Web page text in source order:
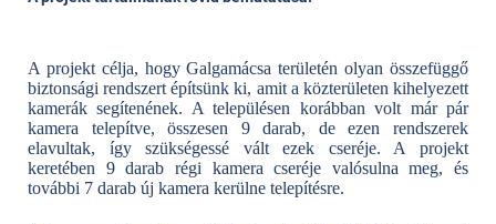
A projekt célja, hogy Galgamácsa területén olyan összefüggő
biztonsági rendszert építsünk ki, amit a közterületen kihelyezett
kamerák segítenének. A településen korábban volt már pár
kamera telepítve, összesen 9 darab, de ezen rendszerek
elavultak, így szükségessé vált ezek cseréje. A projekt
keretében 9 darab régi kamera cseréje valósulna meg, és
további 7 darab új kamera kerülne telepítésre.